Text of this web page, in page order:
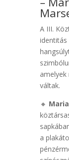
A III.
identitás
amelyek
váltak.
🔸
a